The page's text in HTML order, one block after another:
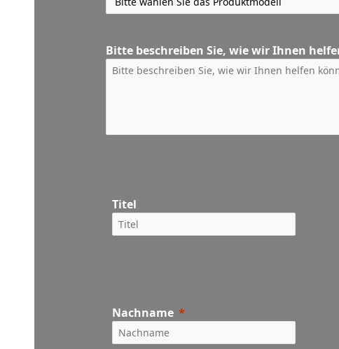
Bitte beschreiben Sie, wie wir Ihnen
Titel
Nachname